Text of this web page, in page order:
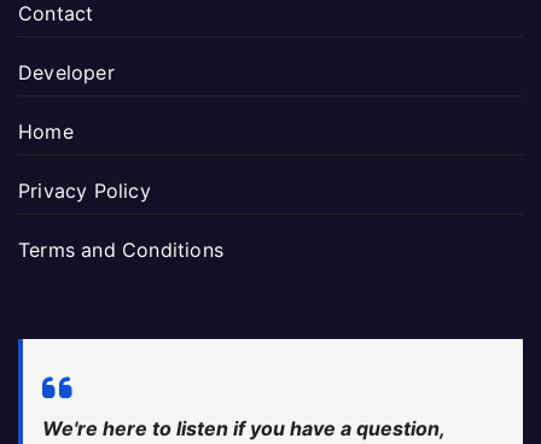
Contact
Developer
Home
Privacy Policy
Terms and Conditions
We're here to listen if you have a question,